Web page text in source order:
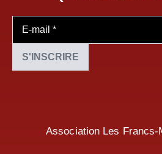
Association Les Francs-